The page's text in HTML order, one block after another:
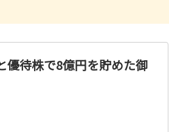
優待株で8億円を貯めた御